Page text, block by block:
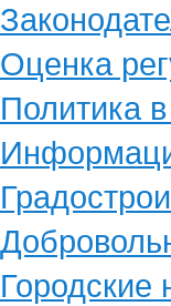
Оценка
Политика
Городские